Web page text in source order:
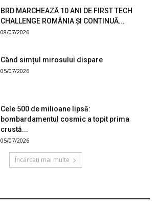
BRD MARCHEAZĂ 10 ANI DE FIRST TECH
CHALLENGE ROMÂNIA ȘI CONTINUĂ...
08/07/2026
Când simțul mirosului dispare
05/07/2026
Cele 500 de milioane lipsă:
bombardamentul cosmic a topit prima
crustă...
05/07/2026
Încărcați mai multe